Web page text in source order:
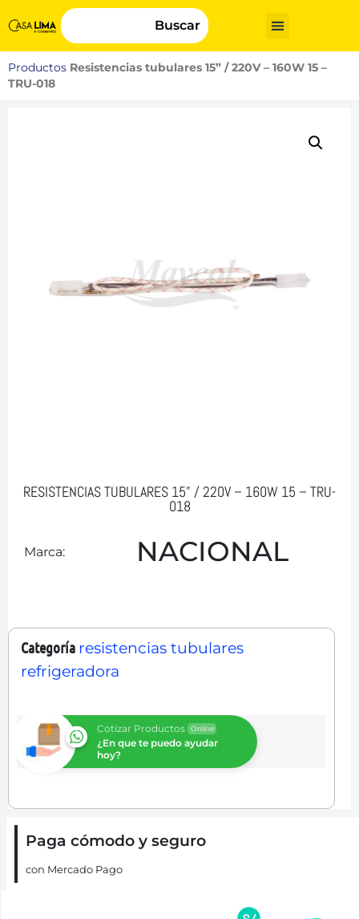
Buscar
Productos Resistencias tubulares 15” / 220V – 160W 15 –
TRU-018
RESISTENCIAS TUBULARES 15” / 220V – 160W 15 – TRU-
018
Marca: NACIONAL
Categoría resistencias tubulares
refrigeradora
Cotizar Productos Online
¿En que te puedo ayudar
hoy?
Paga cómodo y seguro
con Mercado Pago